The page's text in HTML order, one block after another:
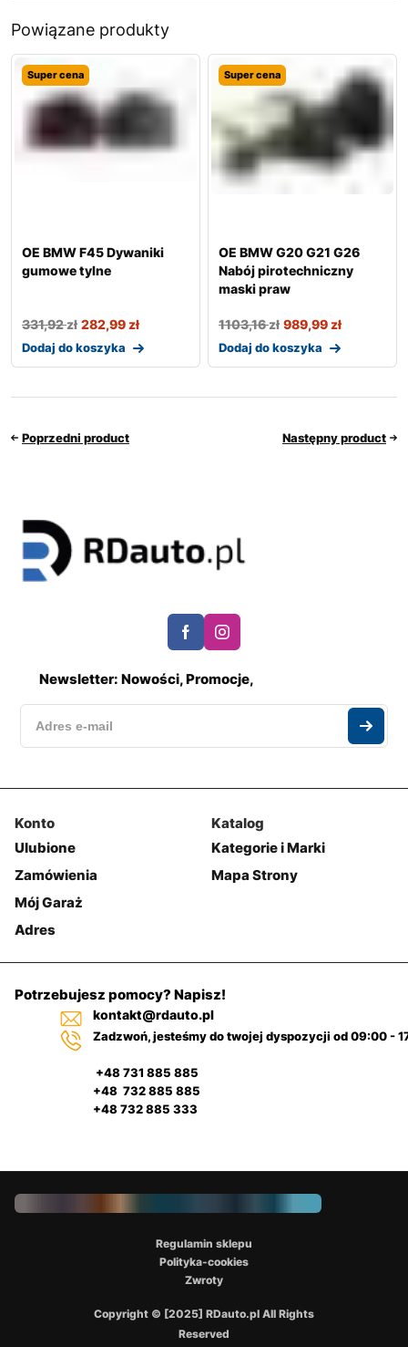
Powiązane produkty
Super cena
OE BMW F45 Dywaniki
gumowe tylne
331,92zł 282,99zł
Dodaj do koszyka
Super cena
OE BMW G20 G21 G26
Nabój pirotechniczny
maski praw
1103,16zł 989,99zł
Dodaj do koszyka
Poprzedni product Następny product
Newsletter: Nowości, Promocje,
Konto
Ulubione
Zamówienia
Mój Garaż
Adres
Katalog
Kategorie i Marki
Mapa Strony
Potrzebujesz pomocy? Napisz!
kontakt@rdauto.pl
Zadzwoń, jesteśmy do twojej dyspozycji od 09:00 -
+48 731 885 885
+48 732 885 885
+48 732 885 333
Copyright © [2025] RDauto.pl All Rights
Reserved
Regulamin sklepu
Polityka-cookies
Zwroty